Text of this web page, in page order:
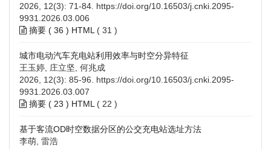
2026, 12(3): 71-84. https://doi.org/10.16503/j.cnki.2095-
9931.2026.03.006
摘要 ( 36 ) HTML ( 31 )
城市电动汽车充电站利用效率与时空分异特征
王玉婷, 庄立坚, 何兆成
2026, 12(3): 85-96. https://doi.org/10.16503/j.cnki.2095-
9931.2026.03.007
摘要 ( 23 ) HTML ( 22 )
基于客流OD时空数据分区的公交充电站选址方法
李萌, 雷浩